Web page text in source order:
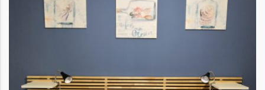
Visit
Agrigento